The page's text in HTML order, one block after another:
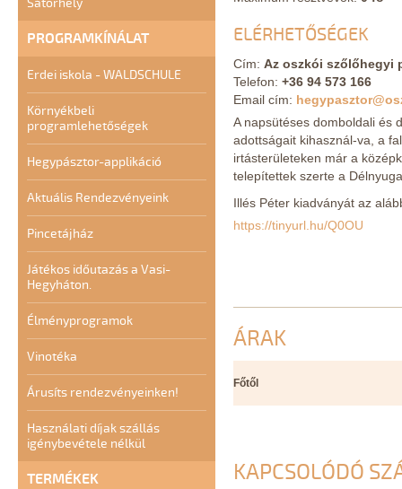
Sátorhely
PROGRAMKÍNÁLAT
Erdei iskola - WALDSCHULE
Környékbeli
programlehetőségek
Hegypásztor-applikáció
Aktuális Rendezvényeink
Pincetájház
Játékos időutazás a Vasi-
Hegyháton.
Élményprogramok
Vinotéka
Árusíts rendezvényeinken!
Használati díjak szállás
igénybevétele nélkül
TERMÉKEK
ELÉRHETŐSÉGEK
Cím: Az oszkói szőlőhegyi
Telefon: +36 94 573 166
Email cím:
A napsütéses domboldali és
adottságait kihasznál-va, a
irtásterületeken már a
telepítettek szerte a
Illés Péter kiadványát az
https://tinyurl.hu/Q0OU
ÁRAK
Főtől
KAPCSOLÓDÓ